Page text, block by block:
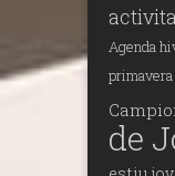
Agenda
primavera
de